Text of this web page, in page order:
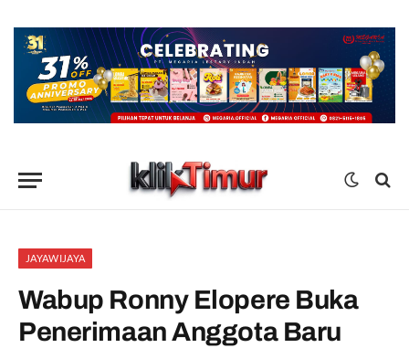
JAYAWIJAYA
Wabup Ronny Elopere Buka
Penerimaan Anggota Baru